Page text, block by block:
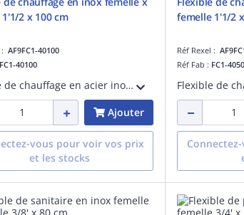
2 x 100 cm
AF9FC1-40100
FC1-40100
Flexible de chauffage en acier inoxydable - PN 10 - fourni avec une patte d'accroche - femelle x femelle 1'1/2 - longueur de 100 cm
Ajouter
vous pour voir vos prix
et les stocks
femelle 1'1/2
Réf Rexel :
Réf Fab : FC1-4050